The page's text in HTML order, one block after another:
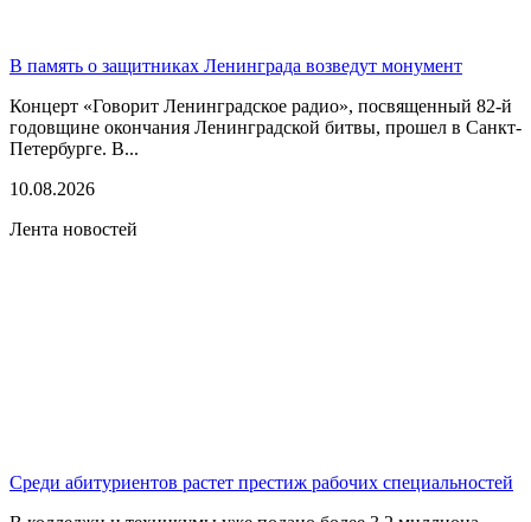
В память о защитниках Ленинграда возведут монумент
Концерт «Говорит Ленинградское радио», посвященный 82-й
годовщине окончания Ленинградской битвы, прошел в Санкт-
Петербурге. В...
10.08.2026
Лента новостей
Среди абитуриентов растет престиж рабочих специальностей